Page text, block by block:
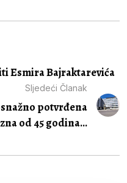
Esmira Bajraktarevića
Sljedeći Članak
potvrđena
od 45 godina...